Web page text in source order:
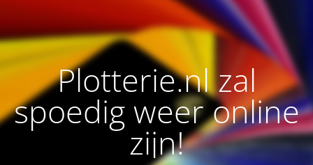
Plotterie.nl zal
spoedig weer online
zijn!